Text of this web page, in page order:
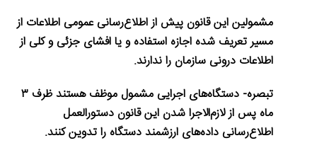
مشمولین این قانون پیش از اطلاع‌رسانی عمومی اطلاعات از
مسیر تعریف شده اجازه استفاده و یا افشای جزئی و کلی از
اطلاعات درونی سازمان را ندارند.
تبصره- دستگاه‌های اجرایی مشمول موظف هستند ظرف ۳
ماه پس از لازم‌الاجرا شدن این قانون دستورالعمل
اطلاع‌رسانی داده‌های ارزشمند دستگاه را تدوین کنند.